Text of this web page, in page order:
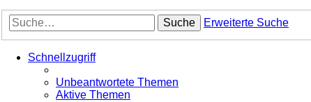
Suche Erweiterte Suche
Schnellzugriff
Unbeantwortete Themen
Aktive Themen